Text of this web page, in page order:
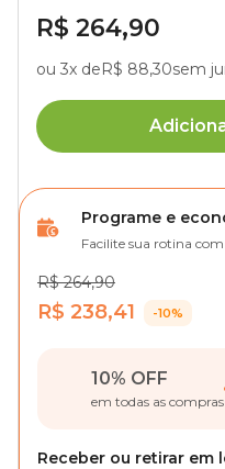
R$ 264,90
ou 3x deR$ 88,30sem
Programe e
Facilite sua rotina
R$ 264,90
R$ 238,41 -10%
10% OFF
em todas as compras
Receber ou retirar em